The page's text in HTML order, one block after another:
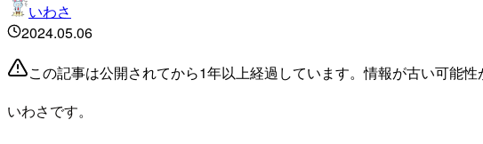
いわさ
2024.05.06
この記事は公開されてから1年以上経過しています。情報が古い可能性
いわさです。